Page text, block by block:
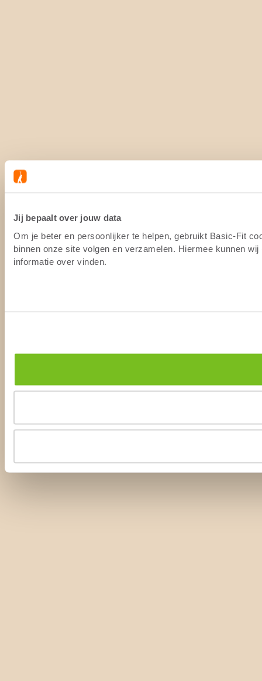
Jij bepaalt over jouw data
Om je beter en persoonlijker te helpen, gebruikt Basic-Fit
binnen onze site volgen en verzamelen. Hiermee kunnen
informatie over vinden.